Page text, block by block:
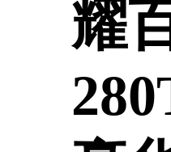
耀